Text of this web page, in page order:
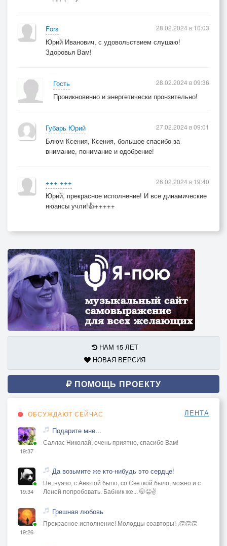
Fors
Юрий Иванович, с удовольствием слушаю!
Здоровья Вам!
28.02.2024 в 10:03
Гость
Проникновенно и энергетически пронзительно!
28.02.2024 в 09:36
Губарь Юрий
Блюм Ксения, Ксения, большое спасибо за
внимание, понимание и одобрение!
27.02.2024 в 09:01
+++ +++
Юрий, прекрасное исполнение! И все динамические
нюансы учли!👍+++++
26.02.2024 в 19:40
НАМ 15 ЛЕТ
НОВАЯ ВЕРСИЯ
ПОМОЩЬ ПРОЕКТУ
ОБСУЖДАЮТ СЕЙЧАС ЛЕНТА
19:37
Подарите мне...
Саллас Николай, очень приятно, спасибо Вам!
19:34
Да возьмите же кто-нибудь это сердце!
Не, нуачо, с Анютой было, со Светкой было, можно и с
Леной попробовать. Бабник же... 🤭😁✌️
19:26
Грешная любовь
Прекрасное исполнение! Молодцы соавторы! ,👏👏👏